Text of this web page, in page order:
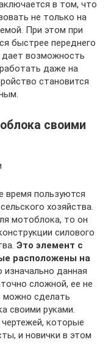
в том, что
не только на
При этом при
быстрее переднего
возможность
даже на
становится
своими
время пользуются
хозяйства.
мотоблока, то он
силового
Это элемент с
расположены на
данная
сложной, ее не
можно сделать
своими руками.
которые
и новички в этом